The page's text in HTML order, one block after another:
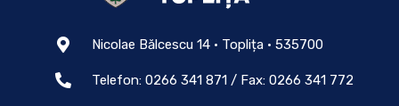
Nicolae Bălcescu 14 • Toplița • 535700
Telefon: 0266 341 871 / Fax: 0266 341 772